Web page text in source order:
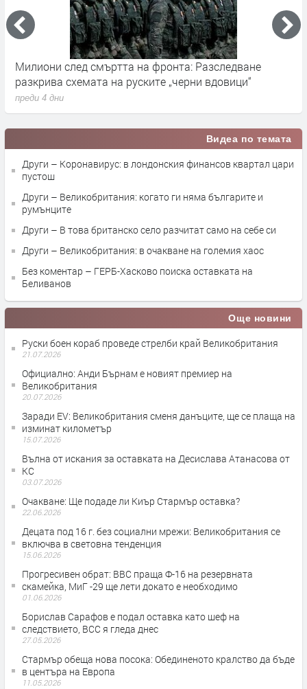
Милиони след смъртта на фронта: Разследване
разкрива схемата на руските „черни вдовици“
преди 4 дни
Видеа по темата
Други – Коронавирус: в лондонския финансов квартал цари
пустош
Други – Великобритания: когато ги няма българите и
румънците
Други – В това британско село разчитат само на себе си
Други – Великобритания: в очакване на големия хаос
Без коментар – ГЕРБ-Хасково поиска оставката на
Беливанов
Още новини
Руски боен кораб проведе стрелби край Великобритания
21.07.2026
Официално: Анди Бърнам е новият премиер на
Великобритания
20.07.2026
Заради EV: Великобритания сменя данъците, ще се плаща на
изминат километър
15.07.2026
Вълна от искания за оставката на Десислава Атанасова от
КС
03.07.2026
Очакване: Ще подаде ли Киър Стармър оставка?
22.06.2026
Децата под 16 г. без социални мрежи: Великобритания се
включва в световна тенденция
15.06.2026
Прогресивен обрат: ВВС праща Ф-16 на резервната
скамейка, МиГ -29 ще лети докато е необходимо
01.06.2026
Борислав Сарафов е подал оставка като шеф на
следствието, ВСС я гледа днес
27.05.2026
Стармър обеща нова посока: Обединеното кралство да бъде
в центъра на Европа
11.05.2026